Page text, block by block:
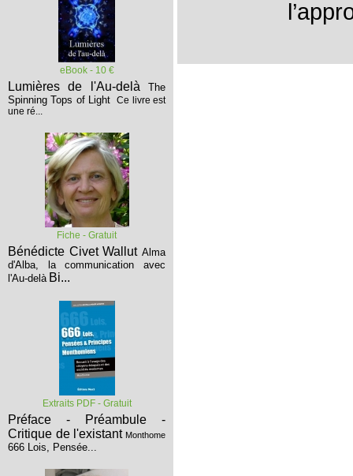
eBook - 10 €
Lumières de l'Au-delà The
Spinning Tops of Light Ce livre est
une ré...
Fiche - Gratuit
Bénédicte Civet Wallut Alma
d'Alba, la communication avec
l'Au-delà Bi...
Extraits PDF - Gratuit
Préface - Préambule -
Critique de l'existant Monthome
666 Lois, Pensée...